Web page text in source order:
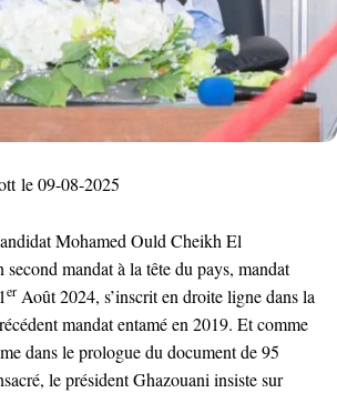
le 09-08-2025
Mohamed Ould Cheikh El
mandat à la tête du pays, mandat
er Août 2024, s’inscrit en droite ligne dans la
mandat entamé en 2019. Et comme
dans le prologue du document de 95
le président Ghazouani insiste sur